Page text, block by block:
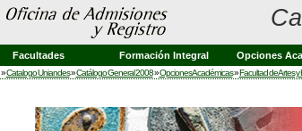
Facultades Formación Integral Opciones
»Catalogo Uniandes»Catálogo General 2008»Opciones Académicas»Facultad de Artes